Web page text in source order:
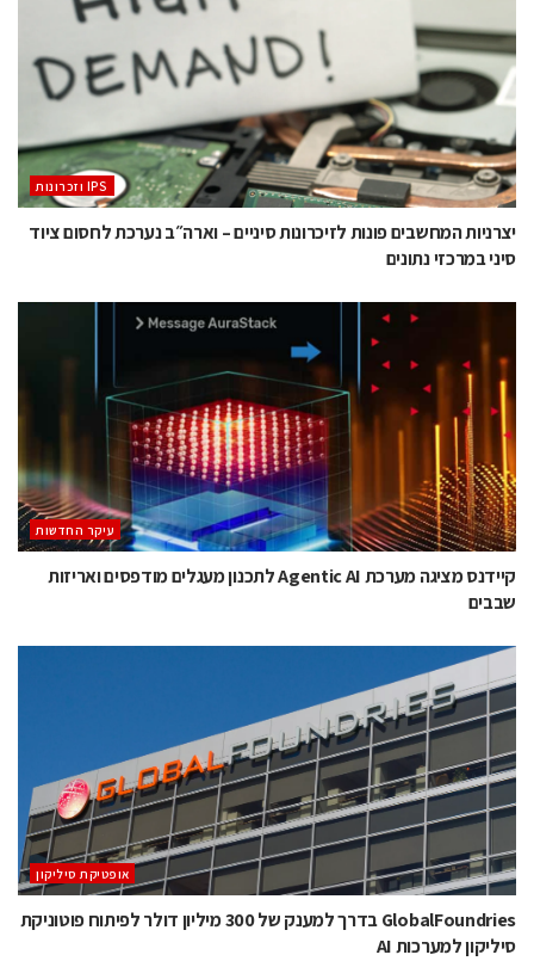
יצרניות המחשבים פונות לזיכרונות סיניים – וארה״ב נערכת לחסום ציוד
סיני במרכזי נתונים
עיקר החדשות
קיידנס מציגה מערכת Agentic AI לתכנון מעגלים מודפסים ואריזות
שבבים
אופטיקת סיליקון
GlobalFoundries בדרך למענק של 300 מיליון דולר לפיתוח פוטוניקת
סיליקון למערכות AI